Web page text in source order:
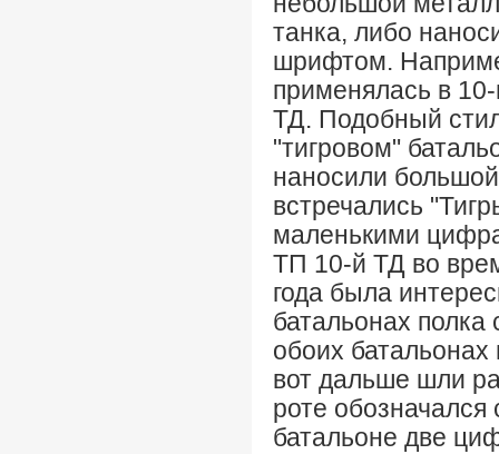
танка, либо
шрифтом.
применялась в
ТД. Подобный
"тигровом"
наносили
встречались
маленькими
ТП 10-й ТД во
года была
батальонах
обоих
вот дальше шли
роте
батальоне две